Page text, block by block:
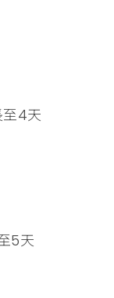
至4天
5天